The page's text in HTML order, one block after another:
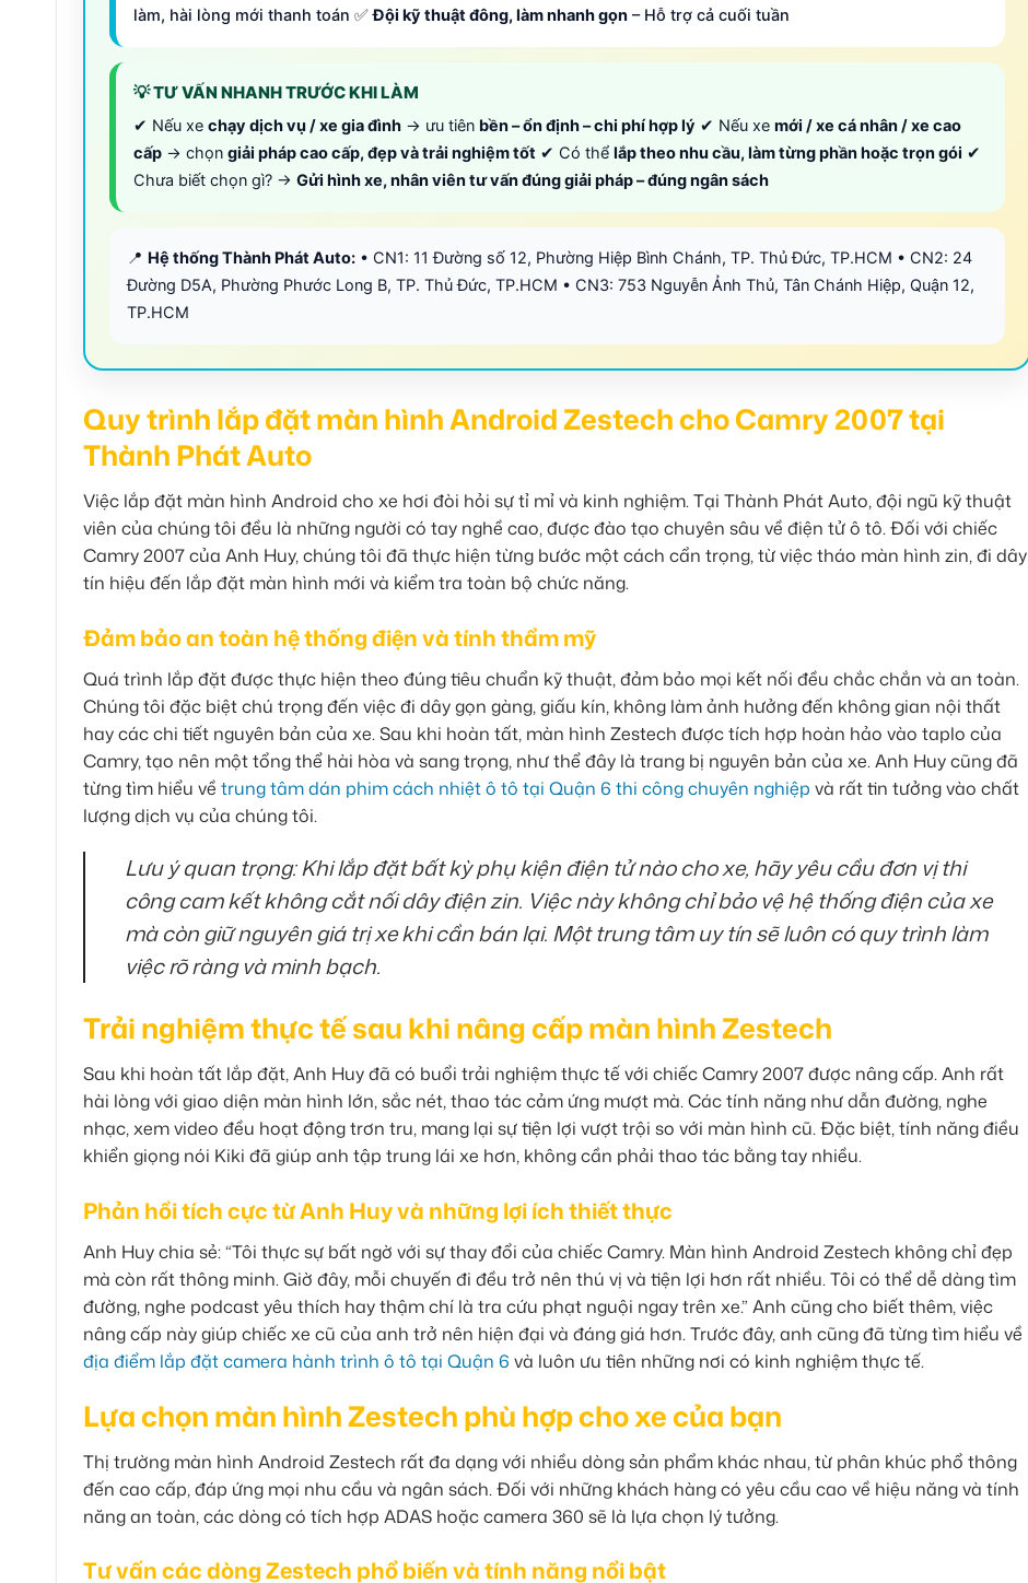
làm, hài lòng mới thanh toán ✅Đội kỹ thuật đông, làm nhanh gọn – Hỗ trợ cả cuối tuần
💡 TƯ VẤN NHANH TRƯỚC KHI LÀM
✔ Nếu xe chạy dịch vụ / xe gia đình → ưu tiên bền – ổn định – chi phí hợp lý ✔ Nếu xe mới / xe cá nhân / xe cao
cấp → chọn giải pháp cao cấp, đẹp và trải nghiệm tốt ✔ Có thể lắp theo nhu cầu, làm từng phần hoặc trọn gói ✔
Chưa biết chọn gì? → Gửi hình xe, nhân viên tư vấn đúng giải pháp – đúng ngân sách
📍 Hệ thống Thành Phát Auto: • CN1: 11 Đường số 12, Phường Hiệp Bình Chánh, TP. Thủ Đức, TP.HCM • CN2: 24
Đường D5A, Phường Phước Long B, TP. Thủ Đức, TP.HCM • CN3: 753 Nguyễn Ảnh Thủ, Tân Chánh Hiệp, Quận 12,
TP.HCM
Quy trình lắp đặt màn hình Android Zestech cho Camry 2007 tại
Thành Phát Auto
Việc lắp đặt màn hình Android cho xe hơi đòi hỏi sự tỉ mỉ và kinh nghiệm. Tại Thành Phát Auto, đội ngũ kỹ thuật
viên của chúng tôi đều là những người có tay nghề cao, được đào tạo chuyên sâu về điện tử ô tô. Đối với chiếc
Camry 2007 của Anh Huy, chúng tôi đã thực hiện từng bước một cách cẩn trọng, từ việc tháo màn hình zin, đi dây
tín hiệu đến lắp đặt màn hình mới và kiểm tra toàn bộ chức năng.
Đảm bảo an toàn hệ thống điện và tính thẩm mỹ
Quá trình lắp đặt được thực hiện theo đúng tiêu chuẩn kỹ thuật, đảm bảo mọi kết nối đều chắc chắn và an toàn.
Chúng tôi đặc biệt chú trọng đến việc đi dây gọn gàng, giấu kín, không làm ảnh hưởng đến không gian nội thất
hay các chi tiết nguyên bản của xe. Sau khi hoàn tất, màn hình Zestech được tích hợp hoàn hảo vào taplo của
Camry, tạo nên một tổng thể hài hòa và sang trọng, như thể đây là trang bị nguyên bản của xe. Anh Huy cũng đã
từng tìm hiểu về trung tâm dán phim cách nhiệt ô tô tại Quận 6 thi công chuyên nghiệp và rất tin tưởng vào chất
lượng dịch vụ của chúng tôi.
Lưu ý quan trọng: Khi lắp đặt bất kỳ phụ kiện điện tử nào cho xe, hãy yêu cầu đơn vị thi
công cam kết không cắt nối dây điện zin. Việc này không chỉ bảo vệ hệ thống điện của xe
mà còn giữ nguyên giá trị xe khi cần bán lại. Một trung tâm uy tín sẽ luôn có quy trình làm
việc rõ ràng và minh bạch.
Trải nghiệm thực tế sau khi nâng cấp màn hình Zestech
Sau khi hoàn tất lắp đặt, Anh Huy đã có buổi trải nghiệm thực tế với chiếc Camry 2007 được nâng cấp. Anh rất
hài lòng với giao diện màn hình lớn, sắc nét, thao tác cảm ứng mượt mà. Các tính năng như dẫn đường, nghe
nhạc, xem video đều hoạt động trơn tru, mang lại sự tiện lợi vượt trội so với màn hình cũ. Đặc biệt, tính năng điều
khiển giọng nói Kiki đã giúp anh tập trung lái xe hơn, không cần phải thao tác bằng tay nhiều.
Phản hồi tích cực từ Anh Huy và những lợi ích thiết thực
Anh Huy chia sẻ: “Tôi thực sự bất ngờ với sự thay đổi của chiếc Camry. Màn hình Android Zestech không chỉ đẹp
mà còn rất thông minh. Giờ đây, mỗi chuyến đi đều trở nên thú vị và tiện lợi hơn rất nhiều. Tôi có thể dễ dàng tìm
đường, nghe podcast yêu thích hay thậm chí là tra cứu phạt nguội ngay trên xe.” Anh cũng cho biết thêm, việc
nâng cấp này giúp chiếc xe cũ của anh trở nên hiện đại và đáng giá hơn. Trước đây, anh cũng đã từng tìm hiểu về
địa điểm lắp đặt camera hành trình ô tô tại Quận 6 và luôn ưu tiên những nơi có kinh nghiệm thực tế.
Lựa chọn màn hình Zestech phù hợp cho xe của bạn
Thị trường màn hình Android Zestech rất đa dạng với nhiều dòng sản phẩm khác nhau, từ phân khúc phổ thông
đến cao cấp, đáp ứng mọi nhu cầu và ngân sách. Đối với những khách hàng có yêu cầu cao về hiệu năng và tính
năng an toàn, các dòng có tích hợp ADAS hoặc camera 360 sẽ là lựa chọn lý tưởng.
Tư vấn các dòng Zestech phổ biến và tính năng nổi bật